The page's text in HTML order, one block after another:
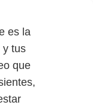
es la
y tus
que